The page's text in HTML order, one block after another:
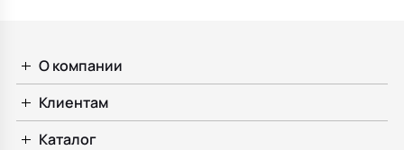
О компании
Клиентам
Каталог